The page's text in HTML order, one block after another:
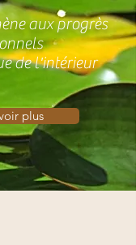
aux progrès
de l'intérieur
plus